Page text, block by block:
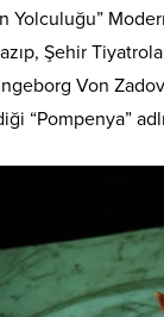
Yolculuğu”
Şehir
Von
“Pompenya”